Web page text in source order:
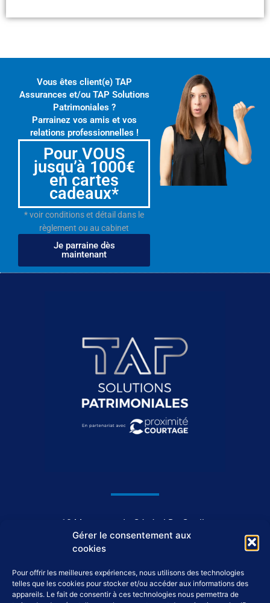
Gérer le consentement aux
cookies
Pour offrir les meilleures expériences, nous utilisons des technologies
telles que les cookies pour stocker et/ou accéder aux informations des
appareils. Le fait de consentir à ces technologies nous permettra de
Vous êtes client(e) TAP
Assurances et/ou TAP Solutions
Patrimoniales ?
Parrainez vos amis et vos
relations professionnelles !
Pour VOUS
jusqu’à 1000€
en cartes
cadeaux*
* voir conditions et détail dans le
règlement ou au cabinet
Je parraine dès
maintenant
1044, avenue du Général De Gaulle
37550 Saint-Avertin
02 46 46 98 98